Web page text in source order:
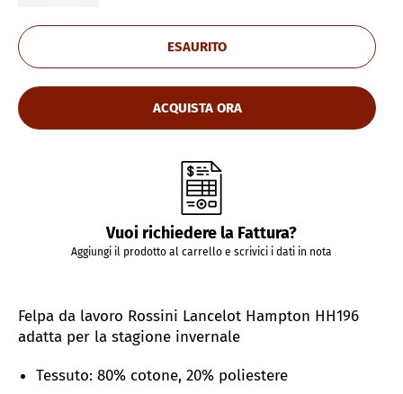
ESAURITO
ACQUISTA ORA
Vuoi richiedere la Fattura?
Aggiungi il prodotto al carrello e scrivici i dati in nota
Felpa da lavoro Rossini Lancelot Hampton HH196
adatta per la stagione invernale
Tessuto: 80% cotone, 20% poliestere